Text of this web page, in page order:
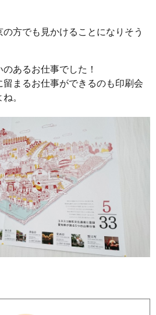
方でも見かけることになりそう
あるお仕事でした！
まるお仕事ができるのも印刷会
。